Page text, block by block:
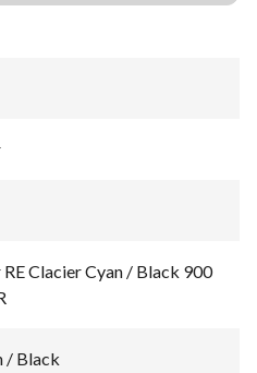
Clacier Cyan / Black 900
/ Black